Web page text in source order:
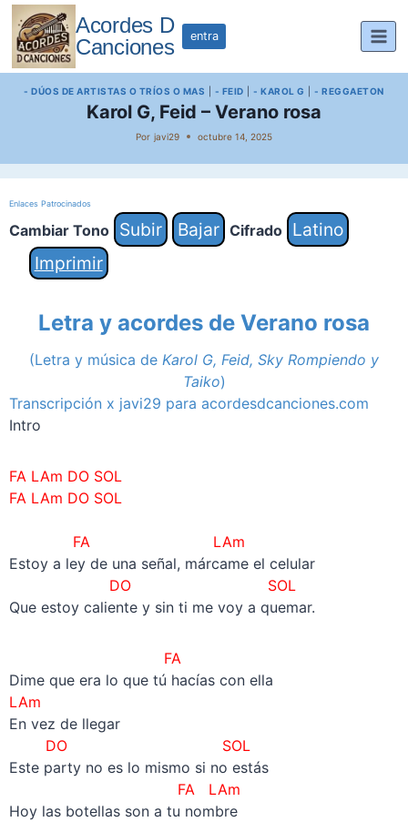
Saltar
contenido
Acordes D
Canciones
entra
- DÚOS DE ARTISTAS O TRÍOS O MAS - FEID |- KAROL G |- REGGAETON
Karol G, Feid – Verano rosa
Por javi29 octubre 14, 2025
Enlaces Patrocinados
Cambiar Tono Subir Bajar Cifrado
Latino
Imprimir
Letra y acordes de Verano rosa
(Letra y música de Karol G, Feid, Sky Rompiendo y
Taiko)
Transcripción x javi29 para acordesdcanciones.com
Intro
FA LAm DO SOL
FA LAm DO SOL
FA LAm
Estoy a ley de una señal, márcame el celular
DO SOL
Que estoy caliente y sin ti me voy a quemar.
FA
Dime que era lo que tú hacías con ella
LAm
En vez de llegar
DO SOL
Este party no es lo mismo si no estás
FA LAm
Hoy las botellas son a tu nombre